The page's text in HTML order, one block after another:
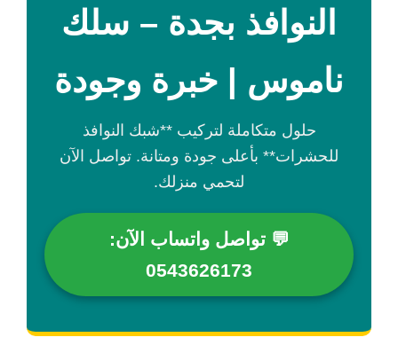
النوافذ بجدة – سلك
ناموس | خبرة وجودة
حلول متكاملة لتركيب **شبك النوافذ
للحشرات** بأعلى جودة ومتانة. تواصل الآن
لتحمي منزلك.
💬 تواصل واتساب الآن:
0543626173